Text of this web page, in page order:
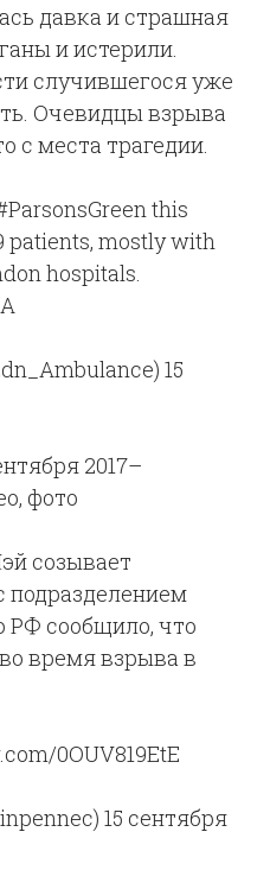
давка и страшная
и истерили.
случившегося уже
Очевидцы взрыва
с места трагедии.
this
patients, mostly with
hospitals.
15
созывает
подразделением
РФ сообщило, что
время взрыва в
0OUV819EtE
15 сентября